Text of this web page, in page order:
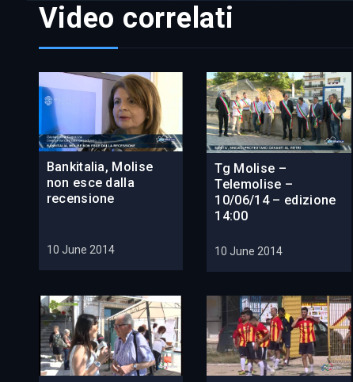
Video correlati
Bankitalia, Molise
non esce dalla
recensione
10 June 2014
Tg Molise –
Telemolise –
10/06/14 – edizione
14:00
10 June 2014